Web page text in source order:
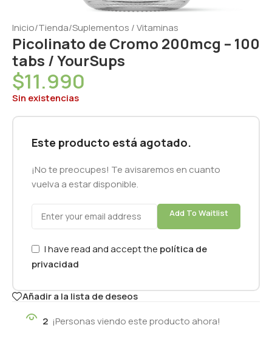
Inicio/Tienda/Suplementos / Vitaminas
Picolinato de Cromo 200mcg – 100
tabs / YourSups
$11.990
Sin existencias
Este producto está agotado.
¡No te preocupes! Te avisaremos en cuanto
vuelva a estar disponible.
Add To Waitlist
I have read and accept the política de
privacidad
Añadir a la lista de deseos
2 ¡Personas viendo este producto ahora!